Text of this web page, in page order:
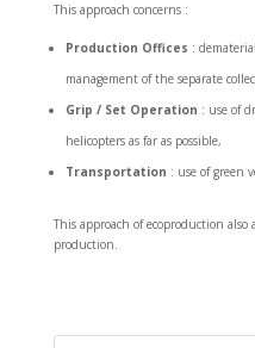
This approach concerns :
Production Offices :
management of the separate
Grip / Set Operation : use of
helicopters as far as possible,
Transportation : use of green
This approach of ecoproduction
production.